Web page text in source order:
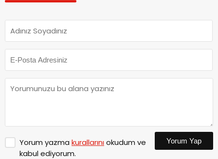
Yorum yazma kurallarınıokudum ve
kabul ediyorum.
Yorum Yap